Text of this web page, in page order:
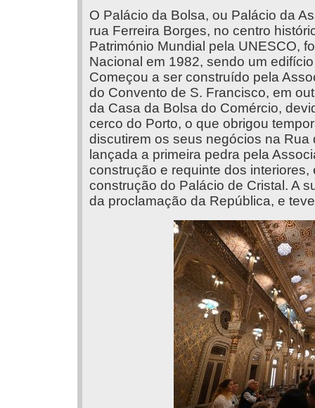
O Palácio da Bolsa, ou Palácio da
rua Ferreira Borges, no centro
Património Mundial pela UNESCO,
Nacional em 1982, sendo um
Começou a ser construído pela
do Convento de S. Francisco, em
da Casa da Bolsa do Comércio,
cerco do Porto, o que obrigou
discutirem os seus negócios na
lançada a primeira pedra pela
construção e requinte dos
construção do Palácio de Cristal. A
da proclamação da República, e